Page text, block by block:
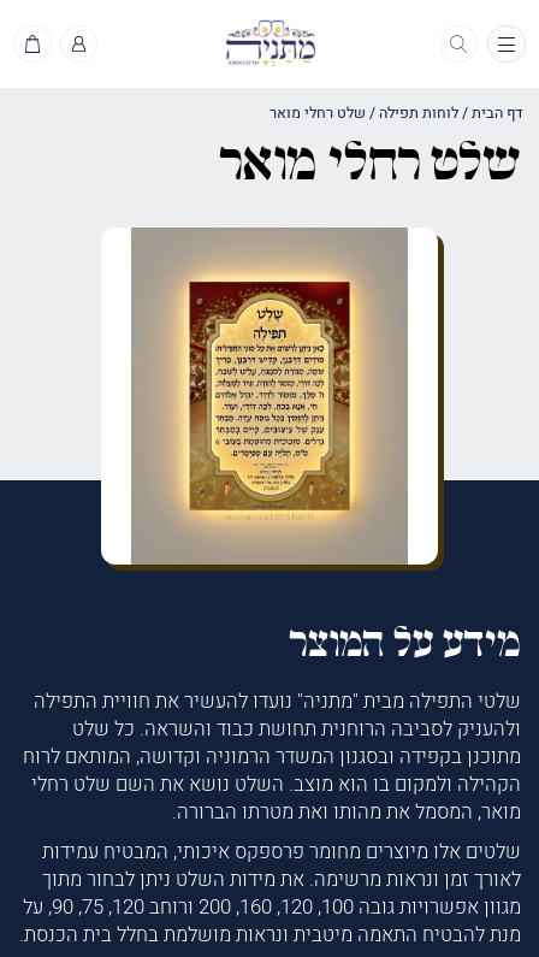
תפריט
דף הבית/לוחות תפילה / שלט רחלי מואר
שלט רחלי מואר
מידע על המוצר
שלטי התפילה מבית "מתניה" נועדו להעשיר את חוויית התפילה
ולהעניק לסביבה הרוחנית תחושת כבוד והשראה. כל שלט
מתוכנן בקפידה ובסגנון המשדר הרמוניה וקדושה, המותאם לרוח
הקהילה ולמקום בו הוא מוצב. השלט נושא את השם שלט רחלי
מואר, המסמל את מהותו ואת מטרתו הברורה.
שלטים אלו מיוצרים מחומר פרספקס איכותי, המבטיח עמידות
לאורך זמן ונראות מרשימה. את מידות השלט ניתן לבחור מתוך
מגוון אפשרויות גובה 100, 120, 160, 200 ורוחב 120, 75, 90, על
מנת להבטיח התאמה מיטבית ונראות מושלמת בחלל בית הכנסת.